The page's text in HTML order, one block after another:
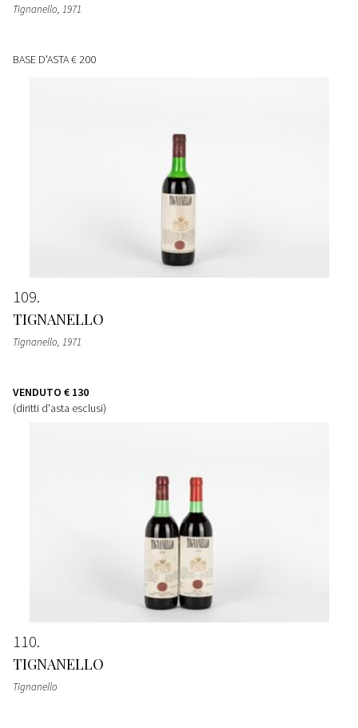
Tignanello, 1971
BASE D'ASTA€ 200
109
TIGNANELLO
Tignanello, 1971
VENDUTO € 130
(diritti d'asta esclusi)
110
TIGNANELLO
Tignanello